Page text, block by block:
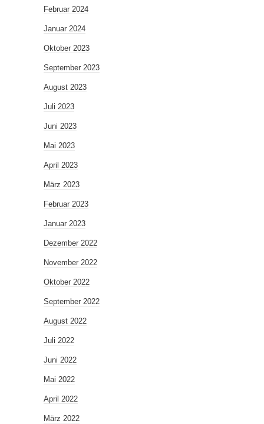
Februar 2024
Januar 2024
Oktober 2023
September 2023
August 2023
Juli 2023
Juni 2023
Mai 2023
April 2023
März 2023
Februar 2023
Januar 2023
Dezember 2022
November 2022
Oktober 2022
September 2022
August 2022
Juli 2022
Juni 2022
Mai 2022
April 2022
März 2022